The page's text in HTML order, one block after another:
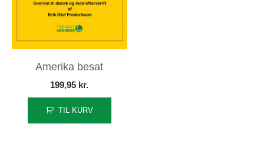
Amerika besat
199,95 kr.
TIL KURV